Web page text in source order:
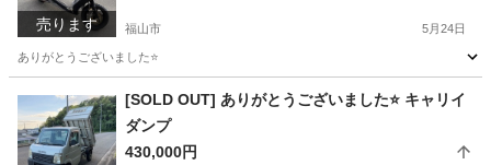
売ります 福山市 5月24日
ありがとうございました⭐️
シグナス
[SOLD OUT] ありがとうございました⭐️ キャリイ
ダンプ
430,000円